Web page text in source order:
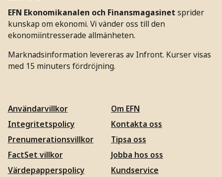
EFN Ekonomikanalen och Finansmagasinet sprider
kunskap om ekonomi. Vi vänder oss till den
ekonomiintresserade allmänheten.
Marknadsinformation levereras av Infront. Kurser visas
med 15 minuters fördröjning.
Användarvillkor
Integritetspolicy
Prenumerationsvillkor
FactSet villkor
Värdepapperspolicy
Om EFN
Kontakta oss
Tipsa oss
Jobba hos oss
Kundservice